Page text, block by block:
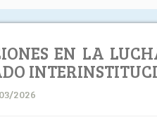
EN LA
2026